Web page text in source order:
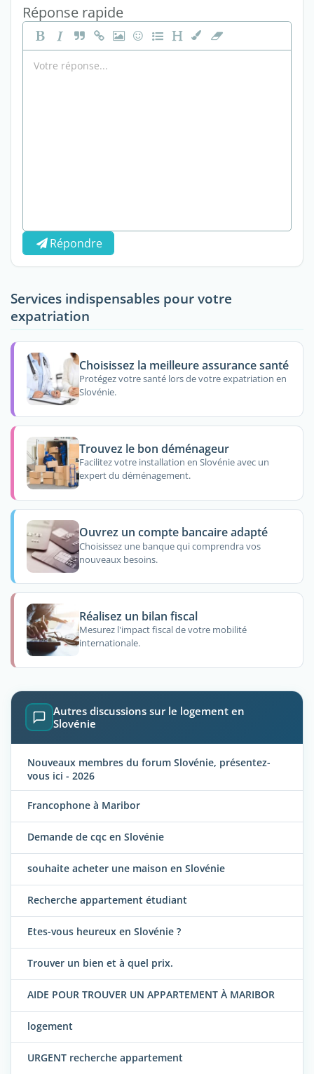
Réponse rapide
Répondre
Services indispensables pour votre
expatriation
Choisissez la meilleure assurance santé
Protégez votre santé lors de votre expatriation en
Slovénie.
Trouvez le bon déménageur
Facilitez votre installation en Slovénie avec un
expert du déménagement.
Ouvrez un compte bancaire adapté
Choisissez une banque qui comprendra vos
nouveaux besoins.
Réalisez un bilan fiscal
Mesurez l'impact fiscal de votre mobilité
internationale.
Autres discussions sur le logement en
Slovénie
Nouveaux membres du forum Slovénie, présentez-
vous ici - 2026
Francophone à Maribor
Demande de cqc en Slovénie
souhaite acheter une maison en Slovénie
Recherche appartement étudiant
Etes-vous heureux en Slovénie ?
Trouver un bien et à quel prix.
AIDE POUR TROUVER UN APPARTEMENT À MARIBOR
logement
URGENT recherche appartement